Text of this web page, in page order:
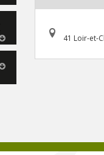
41 Loir-et-